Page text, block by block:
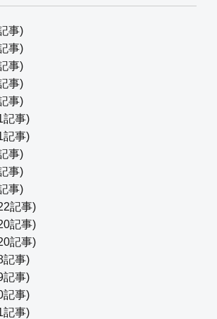
事)
事)
事)
事)
事)
記事)
記事)
事)
事)
事)
記事)
記事)
記事)
記事)
記事)
記事)
記事)